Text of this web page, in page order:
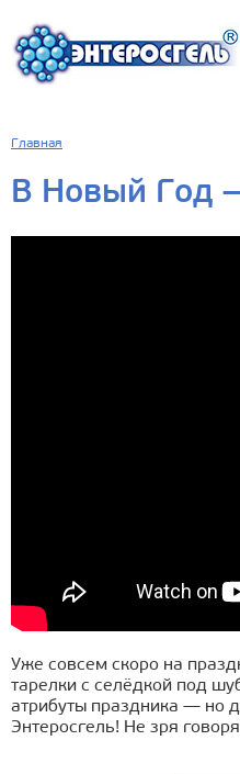
Главная
В Новый Год
Уже совсем скоро на
тарелки с селёдкой под
атрибуты праздника — но
Энтеросгель! Не зря